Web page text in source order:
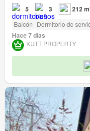
5 3 212
Balcón Dormitorio de
Hace 7 días
KUTT PROPERTY